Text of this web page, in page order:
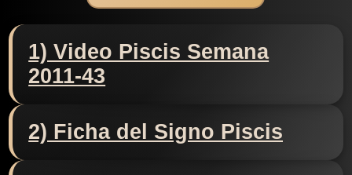
1) Video Piscis Semana
2011-43
2) Ficha del Signo Piscis